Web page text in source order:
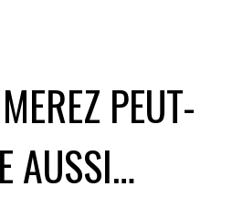
PEUT-
AUSSI…